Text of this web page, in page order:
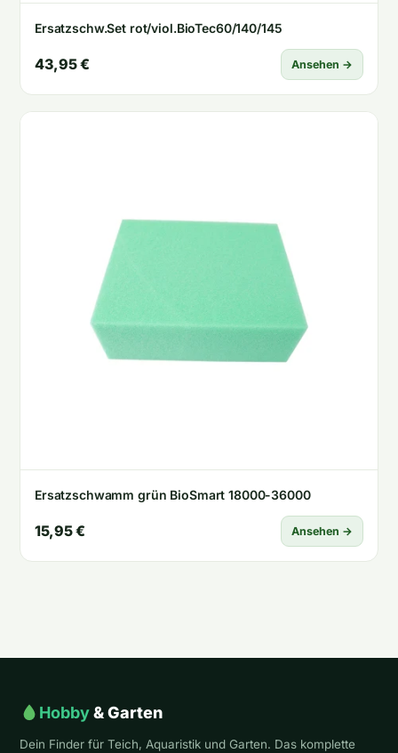
Ersatzschw.Set rot/viol.BioTec60/140/145
43,95 € Ansehen →
Ersatzschwamm grün BioSmart 18000-36000
15,95 € Ansehen →
Hobby& Garten
Dein Finder für Teich, Aquaristik und Garten. Das komplette